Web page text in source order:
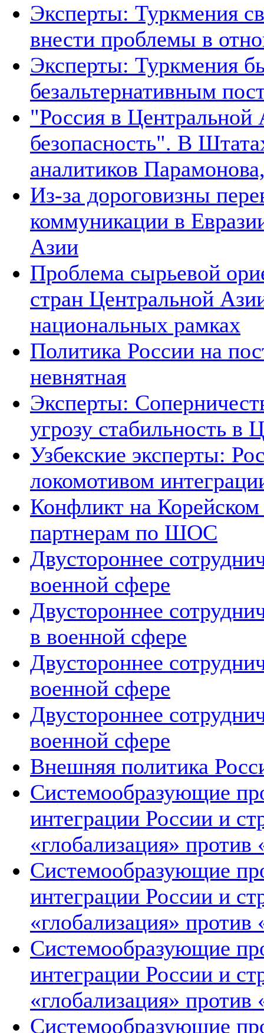
Эксперты: Туркмения
внести проблемы в
Эксперты: Туркмения
безальтернативным
"Россия в Центральной
безопасность". В
аналитиков
Из-за дороговизны
коммуникации в
Азии
Проблема сырьевой
стран Центральной
национальных рамках
Политика России на
невнятная
Эксперты:
угрозу стабильность в
Узбекские эксперты:
локомотивом
Конфликт на
партнерам по ШОС
Двустороннее
военной сфере
Двустороннее
в военной сфере
Двустороннее
военной сфере
Двустороннее
военной сфере
Внешняя политика
Системообразующие
интеграции России и
«глобализация»
Системообразующие
интеграции России и
«глобализация»
Системообразующие
интеграции России и
«глобализация»
Системообразующие